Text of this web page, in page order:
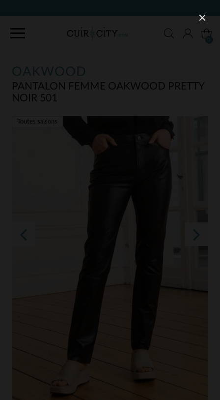
OAKWOOD
PANTALON FEMME OAKWOOD PRETTY
NOIR 501
Toutes saisons